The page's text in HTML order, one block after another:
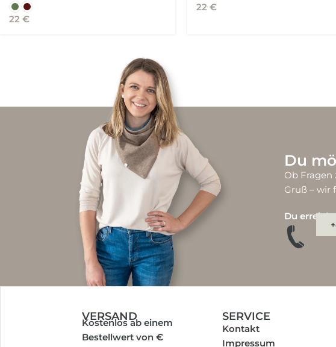
22 €
22 €
Du
Ob
Gruß – wir
Du
VERSAND
Kostenlos ab einem
Bestellwert von €
SERVICE
Kontakt
Impressum